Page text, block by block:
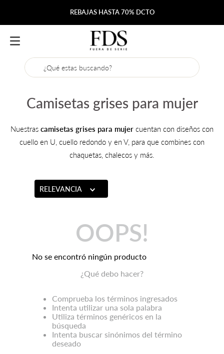
REBAJAS HASTA 70% DCTO
¿Qué estas buscando?
Camisetas grises para mujer
Nuestras camisetas grises para mujer cuentan con diseños con
cuello en U, cuello redondo y en V, para que combines con
chaquetas, chalecos y más.
RELEVANCIA
OOPS!
No se encontró ningún producto
¿Qué debo hacer?
Comprueba los términos ingresados
Intenta utilizar una sola palabra
Utiliza términos genéricos en la
búsqueda
Intenta buscar sinónimos del término
deseado